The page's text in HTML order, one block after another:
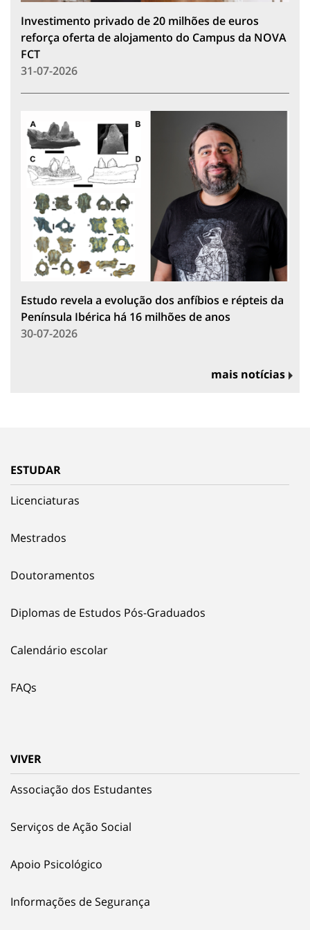
Investimento privado de 20 milhões de euros
reforça oferta de alojamento do Campus da NOVA
FCT
31-07-2026
Estudo revela a evolução dos anfíbios e répteis da
Península Ibérica há 16 milhões de anos
30-07-2026
mais notícias
ESTUDAR
Licenciaturas
Mestrados
Doutoramentos
Diplomas de Estudos Pós-Graduados
Calendário escolar
FAQs
VIVER
Associação dos Estudantes
Serviços de Ação Social
Apoio Psicológico
Informações de Segurança